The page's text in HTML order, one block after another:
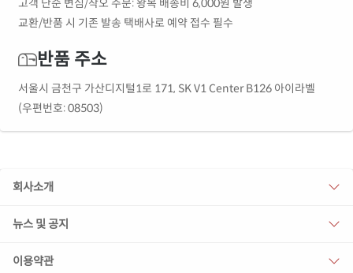
고객 단순 변심/착오 주문: 왕복 배송비 6,000원 발생
교환/반품 시 기존 발송 택배사로 예약 접수 필수
반품 주소
서울시 금천구 가산디지털1로 171, SK V1 Center B126 아이라벨
(우편번호: 08503)
회사소개
뉴스 및 공지
이용약관